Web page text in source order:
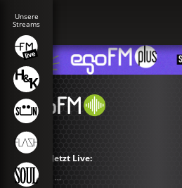
Jetzt Live:
...